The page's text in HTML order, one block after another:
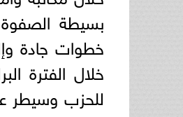
بسيطة
خطوات جادة
للحزب وسيطر